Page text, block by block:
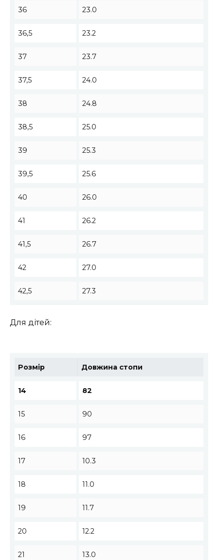
36 23.0
36,5 23.2
37 23.7
37,5 24.0
38 24.8
38,5 25.0
39 25.3
39,5 25.6
40 26.0
41 26.2
41,5 26.7
42 27.0
42,5 27.3
Для дітей:
Розмір Довжина стопи
14 82
15 90
16 97
17 10.3
18 11.0
19 11.7
20 12.2
21 13.0